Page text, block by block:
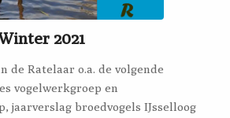
2021
de Ratelaar o.a. de volgende
vogelwerkgroep en
jaarverslag broedvogels IJsselloog